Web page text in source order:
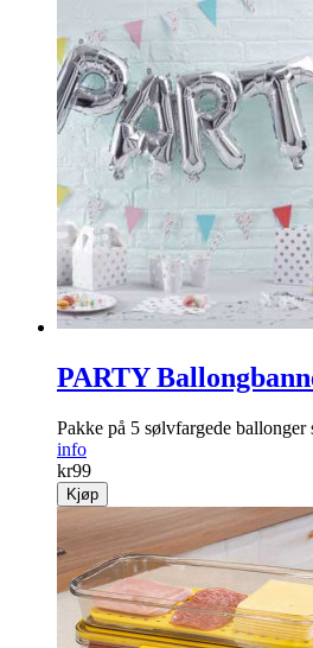
PARTY
Pakke på 5 sølvfargede
info
kr99
Kjøp